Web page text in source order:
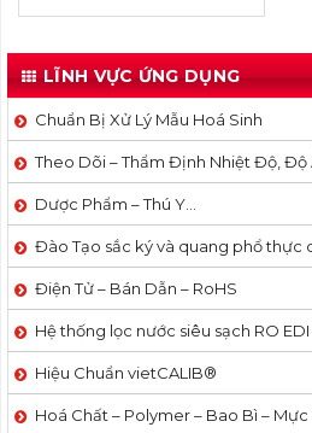
LĨNH VỰC ỨNG DỤNG
Chuẩn Bị Xử Lý Mẫu Hoá Sinh
Theo Dõi – Thẩm Định Nhiệt Độ, Độ
Dược Phẩm – Thú Y…
Đào Tạo sắc ký và quang phổ thực
Điện Tử – Bán Dẫn – RoHS
Hệ thống lọc nước siêu sạch RO
Hiệu Chuẩn vietCALIB®
Hoá Chất – Polymer – Bao Bì – Mực